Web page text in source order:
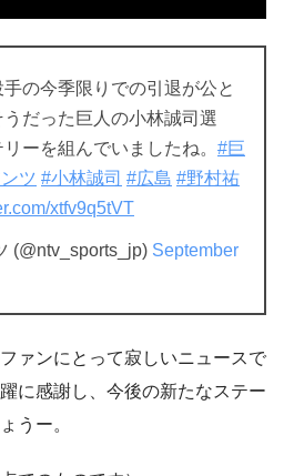
の今季限りでの引退が公と
だった巨人の小林誠司選
ーを組んでいましたね。 #巨
ツ #小林誠司 #広島 #野村祐
xtfv9q5tVT
(@ntv_sports_jp) September
ァンにとって寂しいニュースで
に感謝し、今後の新たなステー
うー。